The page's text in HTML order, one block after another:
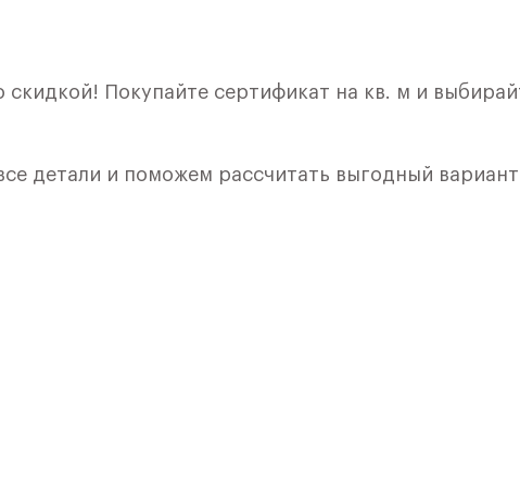
Покупайте сертификат на кв. м и
детали и поможем рассчитать выгодный вариант
1) в ЖК «Рублевский Квартал» от группы